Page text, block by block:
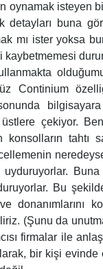
oynamak isteyen
buna
mı ister yoksa
Continium
çekiyor.
tahtı
Bu
(Şunu da
firmalar ile
bir kişi